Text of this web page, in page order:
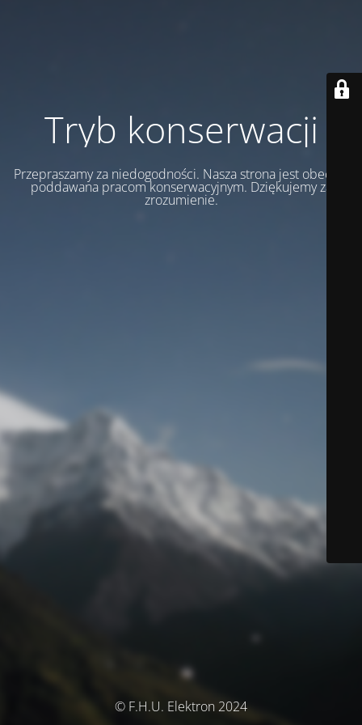
Tryb konserwacji
Przepraszamy za niedogodności. Nasza strona jest obecnie
poddawana pracom konserwacyjnym. Dziękujemy za
zrozumienie.
© F.H.U. Elektron 2024